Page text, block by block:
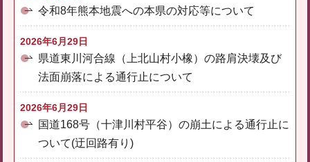
令和8年熊本地震への本県の対応等について
2026年6月29日
県道東川河合線（上北山村小橡）の路肩決壊及び
法面崩落による通行止について
2026年6月29日
国道168号（十津川村平谷）の崩土による通行止に
ついて(迂回路有り)